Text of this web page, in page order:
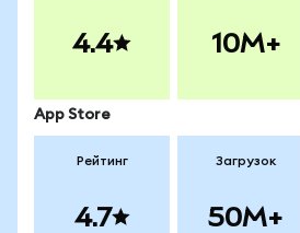
4.4 10M+
App Store
Рейтинг
4.7
Загрузок
50M+